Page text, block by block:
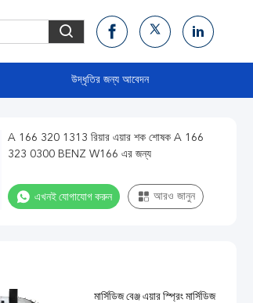
উদ্ধৃতির জন্য আবেদন
A 166 320 1313 রিয়ার এয়ার শক শোষক A 166
323 0300 BENZ W166 এর জন্য
এখনই যোগাযোগ করুন আরও জানুন
মার্সিডিজ বেঞ্জ এয়ার স্প্রিং মার্সিডিজ